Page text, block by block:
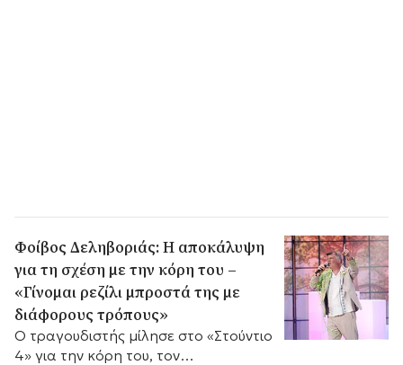
Φοίβος Δεληβοριάς: Η αποκάλυψη
για τη σχέση με την κόρη του –
«Γίνομαι ρεζίλι μπροστά της με
διάφορους τρόπους»
Ο τραγουδιστής μίλησε στο «Στούντιο
4» για την κόρη του, τον